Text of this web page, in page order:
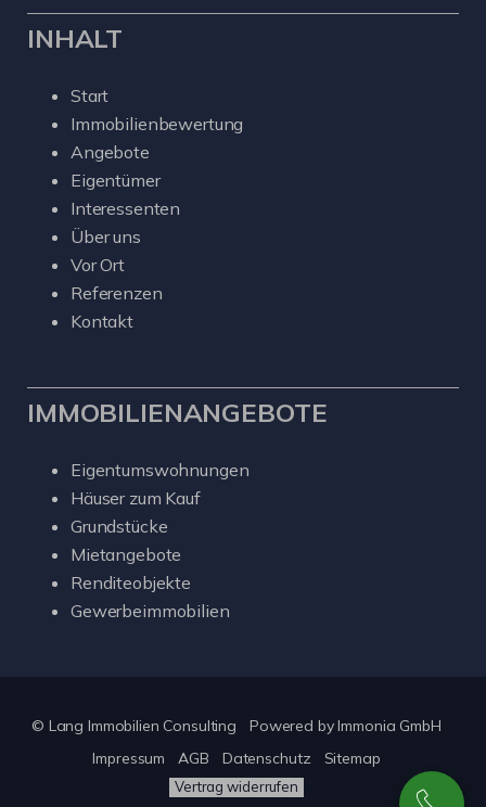
INHALT
Start
Immobilienbewertung
Angebote
Eigentümer
Interessenten
Über uns
Vor Ort
Referenzen
Kontakt
IMMOBILIENANGEBOTE
Eigentumswohnungen
Häuser zum Kauf
Grundstücke
Mietangebote
Renditeobjekte
Gewerbeimmobilien
© Lang Immobilien Consulting Powered byImmonia GmbH
Impressum
AGB Datenschutz Sitemap
Vertrag widerrufen